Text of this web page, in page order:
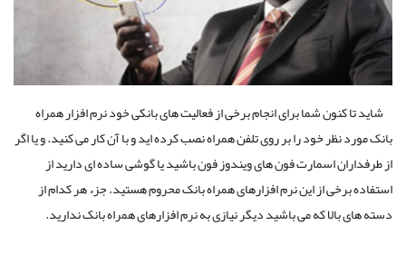
شاید تا کنون شما برای انجام برخی از فعالیت های بانکی خود نرم افزار همراه
بانک مورد نظر خود را بر روی تلفن همراه نصب کرده اید و با آن کار می کنید. و یا اگر
از طرفداران اسمارت فون های ویندوز فون باشید یا گوشی ساده ای دارید از
استفاده برخی از این نرم افزارهای همراه بانک محروم هستید. جزء هر کدام از
دسته های بالا که می باشید دیگر نیازی به نرم افزارهای همراه بانک ندارید.